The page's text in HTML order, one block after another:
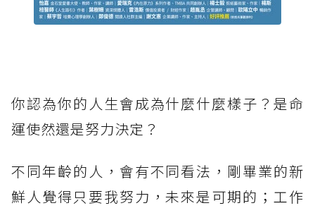
你認為你的人生會成為什麼什麼樣子？是命
運使然還是努力決定？
不同年齡的人，會有不同看法，剛畢業的新
鮮人覺得只要我努力，未來是可期的；工作